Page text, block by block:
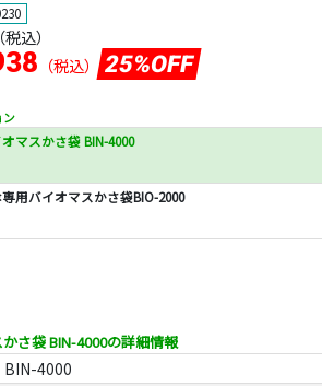
（税込）
（税込） 25%OFF
ン
マスかさ袋 BIN-4000
用バイオマスかさ袋BIO-2000
さ袋 BIN-4000の詳細情報
BIN-4000